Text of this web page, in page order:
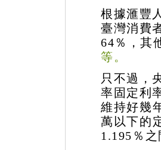
根據滙豐
臺灣消費
64％，其
等。
只不過，
率 固定利
維持好幾
萬以下的
1.195％